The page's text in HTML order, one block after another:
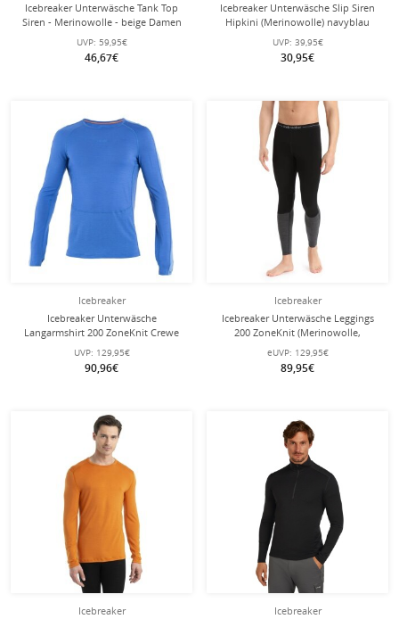
Icebreaker Unterwäsche Tank Top
Siren - Merinowolle - beige Damen
UVP: 59,95€
46,67€
Icebreaker Unterwäsche Slip Siren
Hipkini (Merinowolle) navyblau
Damen
UVP: 39,95€
30,95€
Icebreaker
Icebreaker Unterwäsche
Langarmshirt 200 ZoneKnit Crewe
(Merinowolle, enganliegend) blau
Herren
UVP: 129,95€
90,96€
Icebreaker
Icebreaker Unterwäsche Leggings
200 ZoneKnit (Merinowolle,
enganliegend) schwarz/grau Herren
eUVP: 129,95€
89,95€
Icebreaker Icebreaker